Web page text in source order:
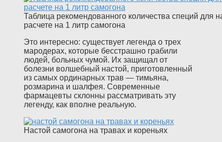
Таблица рекомендованного количества специй для
расчете на 1 литр самогона
Это интересно: существует легенда о трех
мародерах, которые бесстрашно грабили
людей, больных чумой. Их защищал от
болезни волшебный настой, приготовленный
из самых ординарных трав — тимьяна,
розмарина и шалфея. Современные
фармацевты склонны рассматривать эту
легенду, как вполне реальную.
Настой самогона на травах и кореньях